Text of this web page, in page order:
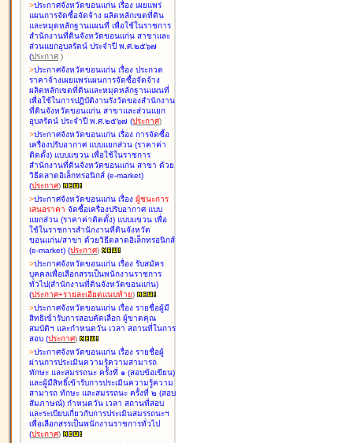
>ประกาศจังหวัดขอนแก่น เรื่อง เผยแพร่
แผนการจัดซื้อจัดจ้าง ผลิตหลักเขตที่ดิน
และหมุดหลักฐานแผนที่ เพื่อใช้ในราชการ
สำนักงานที่ดินจังหวัดขอนแก่น สาขาและ
ส่วนแยกอุบลรัตน์ ประจำปี พ.ศ.๒๕๖๗
(ประกาศ )
>ประกาศจังหวัดขอนแก่น เรื่อง ประกวด
ราคาจ้างเผยแพร่แผนการจัดซื้อจัดจ้าง
ผลิตหลักเขตที่ดินและหมุดหลักฐานแผนที่
เพื่อใช้ในการปฏิบัติงานรังวัดของสำนักงาน
ที่ดินจังหวัดขอนแก่น สาขาและส่วนแยก
อุบลรัตน์ ประจำปี พ.ศ.๒๕๖๗ (ประกาศ)
>ประกาศจังหวัดขอนแก่น เรื่อง การจัดซื้อ
เครื่องปรับอากาศ แบบแยกส่วน (ราคาค่า
ติดตั้ง) แบบแขวน เพื่อใช้ในราชการ
สำนักงานที่ดินจังหวัดขอนแก่น สาขา ด้วย
วิธีตลาดอิเล็กทรอนิกส์ (e-market)
(ประกาศ)
>ประกาศจังหวัดขอนแก่น เรื่อง ผู้ชนะการ
เสนอราคา จัดซื้อเครื่องปรับอากาศ แบบ
แยกส่วน (ราคาค่าติดตั้ง) แบบแขวน เพื่อ
ใช้ในราชการสำนักงานที่ดินจังหวัด
ขอนแก่น/สาขา ด้วยวิธีตลาดอิเล็กทรอนิกส์
(e-market) (ประกาศ)
>ประกาศจังหวัดขอนแก่น เรื่อง รับสมัคร
บุคคลเพื่อเลือกสรรเป็นพนักงานราชการ
ทั่วไป(สำนักงานที่ดินจังหวัดขอนแก่น)
(ประกาศ+รายละเอียดแนบท้าย)
>ประกาศจังหวัดขอนแก่น เรื่อง รายชื่อผู้มี
สิทธิเข้ารับการสอบคัดเลือก ผู้ขาดคุณ
สมบัติฯ และกำหนดวัน เวลา สถานที่ในการ
สอบ (ประกาศ)
>ประกาศจังหวัดขอนแก่น เรื่อง รายชื่อผู้
ผ่านการประเมินความรู้ความสามารถ
ทักษะ และสมรรถนะ ครั้งที่ ๑ (สอบข้อเขียน)
และผู้มีสิทธิ์เข้ารับการประเมินความรู้ความ
สามารถ ทักษะ และสมรรถนะ ครั้งที่ ๒ (สอบ
สัมภาษณ์) กำหนดวัน เวลา สถานที่สอบ
และระเบียบเกี่ยวกับการประเมินสมรรถนะฯ
เพื่อเลือกสรรเป็นพนักงานราชการทั่วไป
(ประกาศ)